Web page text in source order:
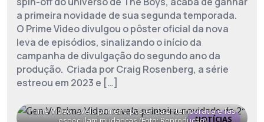
a primeira novidade de sua segunda temporada.
O Prime Video divulgou o pôster oficial da nova
leva de episódios, sinalizando o início da
campanha de divulgação do segundo ano da
produção. Criada por Craig Rosenberg, a série
estreou em 2023 e […]
NOTÍCIAS
Prime Video revela primeiro pôster da 2ª temporada e fãs